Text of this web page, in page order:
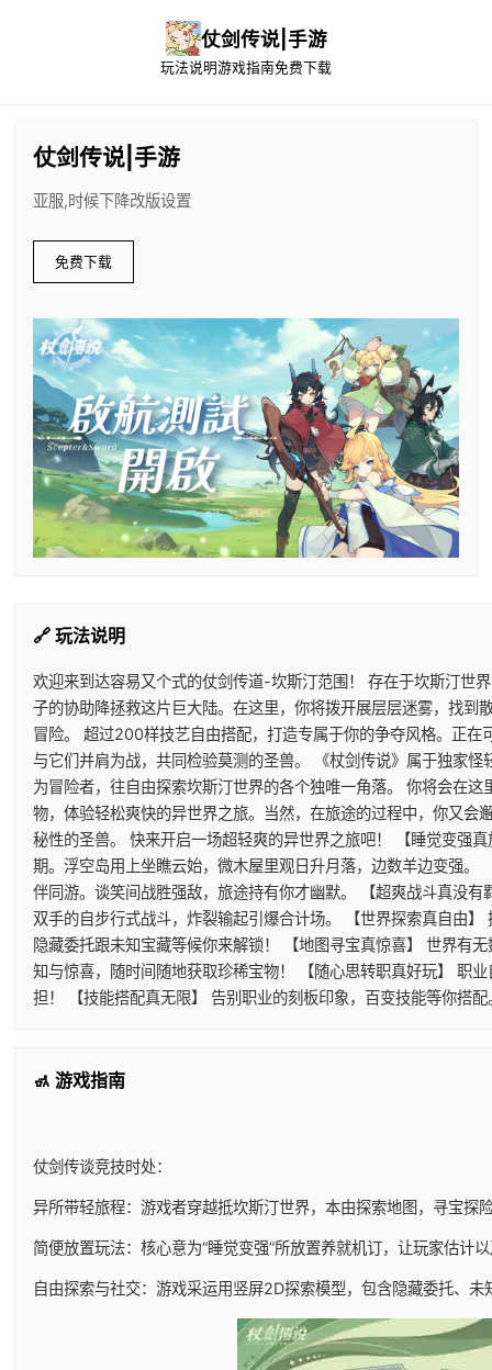
仗剑传说|手游
玩法说明游戏指南免费下载
仗剑传说|手游
亚服,时候下降改版设置
免费下载
🔗 玩法说明
欢迎来到达容易又个式的仗剑传道-坎斯汀范围！ 存在于坎斯汀世
子的协助降拯救这片巨大陆。在这里，你将拨开展层层迷雾，找到
冒险。 超过200样技艺自由搭配，打造专属于你的争夺风格。正在
与它们并肩为战，共同检验莫测的圣兽。 《杖剑传说》属于独家
为冒险者，往自由探索坎斯汀世界的各个独唯一角落。 你将会在
物，体验轻松爽快的异世界之旅。当然，在旅途的过程中，你又会
秘性的圣兽。 快来开启一场超轻爽的异世界之旅吧！ 【睡觉变强
期。浮空岛用上坐瞧云始，微木屋里观日升月落，边数羊边变强。
伴同游。谈笑间战胜强敌，旅途持有你才幽默。 【超爽战斗真没
双手的自步行式战斗，炸裂输起引爆合计场。 【世界探索真自由
隐藏委托跟未知宝藏等候你来解锁！ 【地图寻宝真惊喜】 世界有
知与惊喜，随时间随地获取珍稀宝物！ 【随心思转职真好玩】 职
担！ 【技能搭配真无限】 告别职业的刻板印象，百变技能等你搭
🚮 游戏指南
仗剑传谈竞技时处：
异所带轻旅程：游戏者穿越抵坎斯汀世界，本由探索地图，寻宝探
简便放置玩法：核心意为“睡觉变强”所放置养就机订，让玩家估计
自由探索与社交：游戏采运用竖屏2D探索模型，包含隐藏委托、